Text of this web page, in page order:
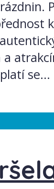
a
se...